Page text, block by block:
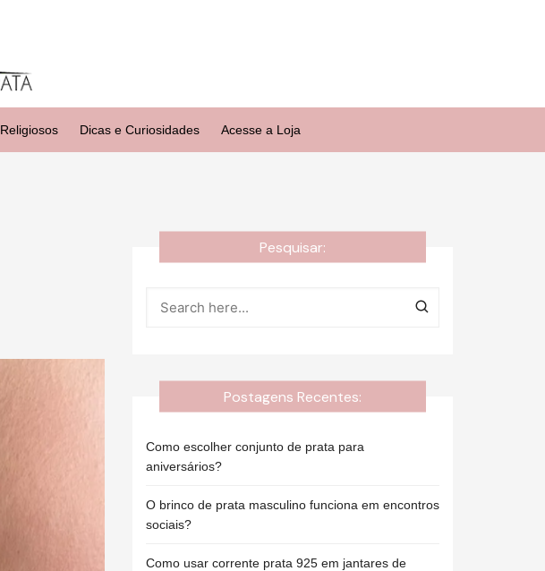
Religiosos Dicas e Curiosidades Acesse a Loja
Pesquisar:
Postagens Recentes:
Como escolher conjunto de prata para
aniversários?
O brinco de prata masculino funciona em encontros
sociais?
Como usar corrente prata 925 em jantares de